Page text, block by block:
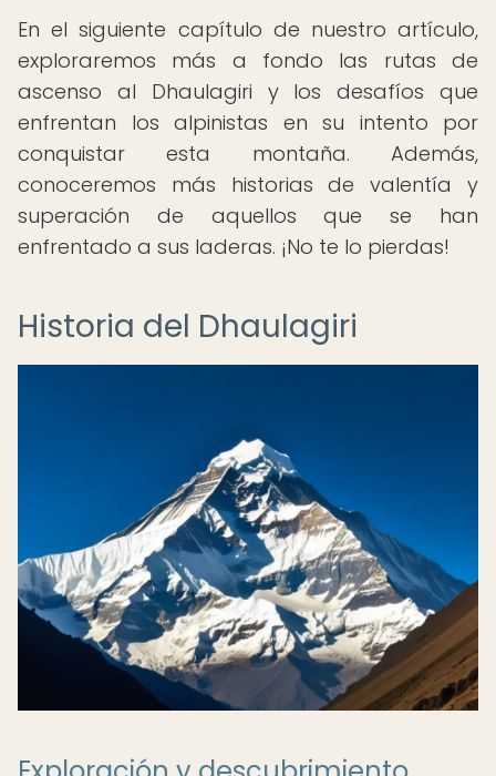
En el siguiente capítulo de nuestro artículo,
exploraremos más a fondo las rutas de
ascenso al Dhaulagiri y los desafíos que
enfrentan los alpinistas en su intento por
conquistar esta montaña. Además,
conoceremos más historias de valentía y
superación de aquellos que se han
enfrentado a sus laderas. ¡No te lo pierdas!
Historia del Dhaulagiri